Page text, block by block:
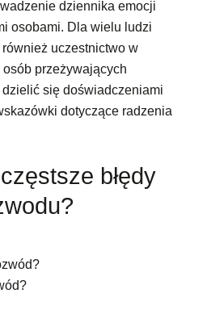
dziennika emocji
osobami. Dla wielu ludzi
uczestnictwo w
przeżywających
się doświadczeniami
dotyczące radzenia
błędy